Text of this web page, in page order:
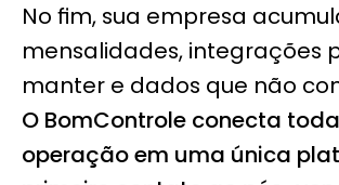
No fim, sua empresa
mensalidades, integrações
manter e dados que não
O BomControle conecta
operação em uma única